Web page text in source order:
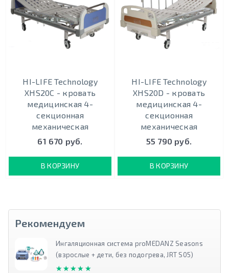
HI-LIFE Technology
XHS20C - кровать
медицинская 4-
секционная
механическая
61 670 руб.
В КОРЗИНУ
HI-LIFE Technology
XHS20D - кровать
медицинская 4-
секционная
механическая
55 790 руб.
В КОРЗИНУ
Рекомендуем
Ингаляционная система proMEDANZ Seasons
(взрослые + дети, без подогрева, JRT S05)
★★★★★
★★★★★